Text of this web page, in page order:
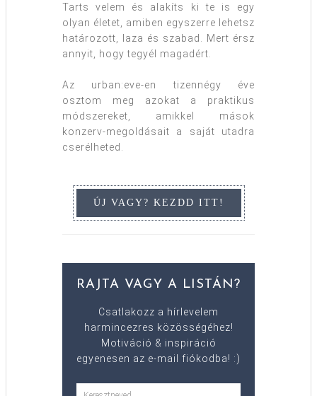
Tarts velem és alakíts ki te is egy
olyan életet, amiben egyszerre lehetsz
határozott, laza és szabad. Mert érsz
annyit, hogy tegyél magadért.
Az urban:eve-en tizennégy éve
osztom meg azokat a praktikus
módszereket, amikkel mások
konzerv-megoldásait a saját utadra
cserélheted.
RAJTA VAGY A LISTÁN?
Csatlakozz a hírlevelem
harmincezres közösségéhez!
Motiváció & inspiráció
egyenesen az e-mail fiókodba! :)